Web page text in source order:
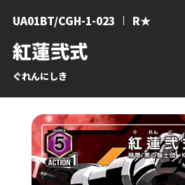
紅蓮弐式
ぐれんにしき
UA01BT/CGH-1-023 R★